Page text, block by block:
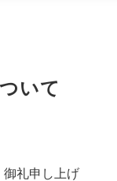
いて
御礼申し上げ